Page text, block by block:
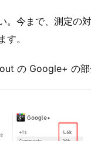
。今まで、測定の
。
の Google+ の部